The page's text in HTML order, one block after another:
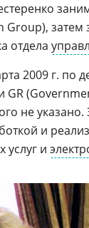
Group),
отдела
2009 г. по
GR
не
и
услуг и